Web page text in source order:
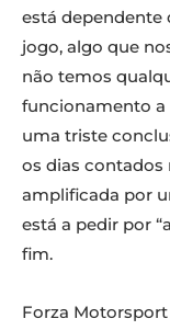
está dependente
jogo, algo que
não temos
funcionamento a
uma triste
os dias contados
amplificada por
está a pedir por
fim.
Forza